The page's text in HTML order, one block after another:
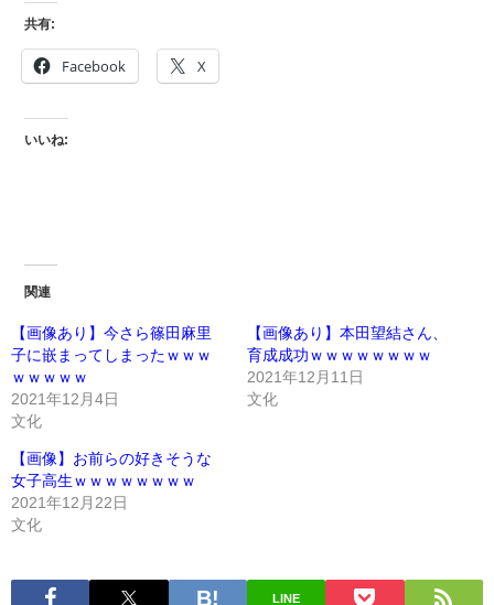
共有:
Facebook X
いいね:
関連
【画像あり】今さら篠田麻里
子に嵌まってしまったｗｗｗ
ｗｗｗｗｗ
2021年12月4日
文化
【画像あり】本田望結さん、
育成成功ｗｗｗｗｗｗｗｗ
2021年12月11日
文化
【画像】お前らの好きそうな
女子高生ｗｗｗｗｗｗｗｗ
2021年12月22日
文化
LINE